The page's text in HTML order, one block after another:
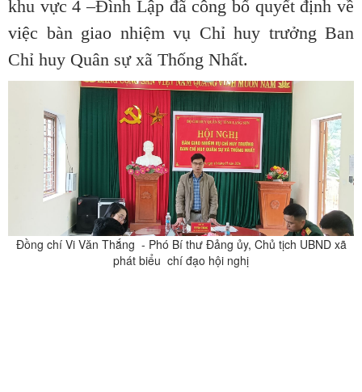
khu vực 4 –Đình Lậpđã công bố quyết định về
việc bàn giao nhiệm vụ Chỉ huy trưởng Ban
Chỉ huy Quân sự xã Thống Nhất.
Đồng chí Vi Văn Thắng - Phó Bí thư Đảng ủy, Chủ tịch UBND xã
phát biểu chí đạo hội nghị